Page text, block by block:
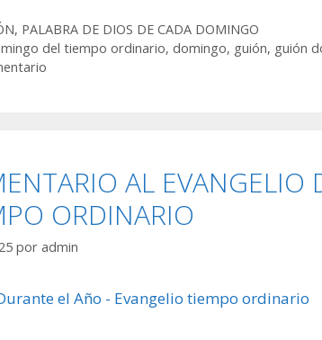
, PALABRA DE DIOS DE CADA DOMINGO
del tiempo ordinario,domingo, guión, guión
AL EVANGELIO
ORDINARIO
por admin